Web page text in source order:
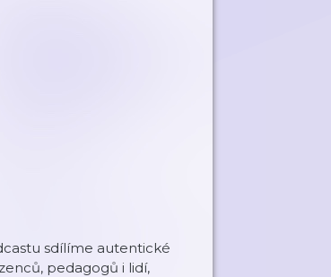
sdílíme autentické
pedagogů i lidí,